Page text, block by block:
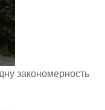
закономерность